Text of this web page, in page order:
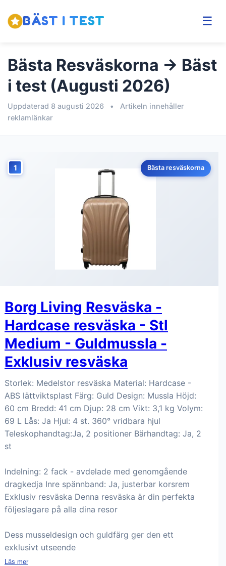
BÄST I TEST ☰
Bästa Resväskorna → Bäst
i test (Augusti 2026)
Uppdaterad 8 augusti 2026 •
Artikeln innehåller
reklamlänkar
1 Bästa resväskorna
Borg Living Resväska -
Hardcase resväska - Stl
Medium - Guldmussla -
Exklusiv resväska
Storlek: Medelstor resväska Material: Hardcase -
ABS lättviktsplast Färg: Guld Design: Mussla Höjd:
60 cm Bredd: 41 cm Djup: 28 cm Vikt: 3,1 kg Volym:
69 L Lås: Ja Hjul: 4 st. 360° vridbara hjul
Teleskophandtag:Ja, 2 positioner Bärhandtag: Ja, 2
st
Indelning: 2 fack - avdelade med genomgående
dragkedja Inre spännband: Ja, justerbar korsrem
Exklusiv resväska Denna resväska är din perfekta
följeslagare på alla dina resor
Dess musseldesign och guldfärg ger den ett
exklusivt utseende
Läs mer